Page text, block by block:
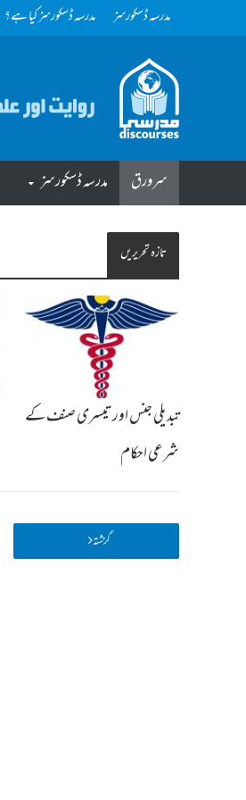
مدرسہ ڈسکورسز مدرسہ ڈسکورسز کیا ہے؟
سرورق مدرسہ ڈسکورسز
تازہ تحریریں
تبدیلی جنس اور تیسری صنف کے
شرعی احکام
گزشتہ